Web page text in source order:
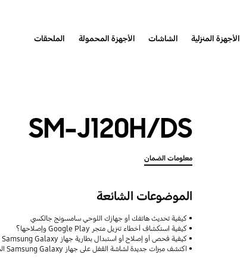
الأجهزة المنزلية الشاشات الأجهزة المحمولة الملحقات
SM-J120H/DS
معلومات الضمان
الموضوعات الشائعة
كيفية تحديث هاتفك أو جهازك اللوحي سامسونج جالكسي
كيفية استكشاف أخطاء تنزيل متجر Google Play وإصلاحها؟
كيفية فحص أو إصلاح أو استبدال بطارية جهاز Samsung Galaxy
اكتشف ميزات جديدة لشاشة القفل على جهاز Samsung Galaxy الخاص بك